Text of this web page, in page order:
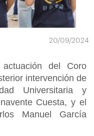
20/09/2024
del Coro
intervención de
Universitaria y
Cuesta, y el
Manuel García